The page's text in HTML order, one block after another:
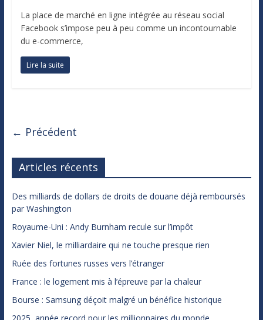
La place de marché en ligne intégrée au réseau social
Facebook s’impose peu à peu comme un incontournable
du e-commerce,
Lire la suite
← Précédent
Articles récents
Des milliards de dollars de droits de douane déjà remboursés
par Washington
Royaume-Uni : Andy Burnham recule sur l’impôt
Xavier Niel, le milliardaire qui ne touche presque rien
Ruée des fortunes russes vers l’étranger
France : le logement mis à l’épreuve par la chaleur
Bourse : Samsung déçoit malgré un bénéfice historique